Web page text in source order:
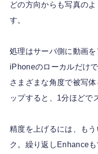
どの方向からも写真の
す。
処理はサーバ側に動画を
iPhoneのローカルだけ
さまざまな角度で被写
ップすると、1分ほどで
精度を上げるには、も
ク。繰り返しEnhance